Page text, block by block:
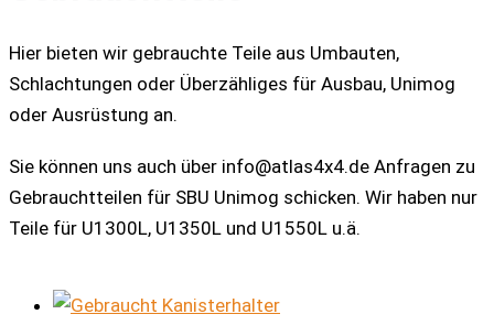
Hier bieten wir gebrauchte Teile aus Umbauten,
Schlachtungen oder Überzähliges für Ausbau, Unimog
oder Ausrüstung an.
Sie können uns auch über info@atlas4x4.de Anfragen zu
Gebrauchtteilen für SBU Unimog schicken. Wir haben nur
Teile für U1300L, U1350L und U1550L u.ä.